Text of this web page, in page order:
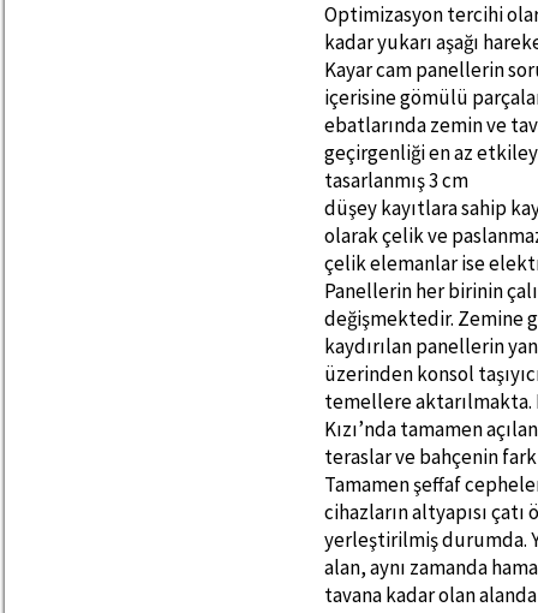
Optimizasyon tercihi
kadar yukarı aşağı
Kayar cam panellerin
içerisine gömülü
ebatlarında zemin ve
geçirgenliği en az
tasarlanmış 3 cm
düşey kayıtlara sahip
olarak çelik ve
çelik elemanlar ise
Panellerin her birinin
değişmektedir. Zemine
kaydırılan panellerin
üzerinden konsol
temellere aktarılmakta.
Kızı’nda tamamen
teraslar ve bahçenin
Tamamen şeffaf
cihazların altyapısı
yerleştirilmiş durumda.
alan, aynı zamanda
tavana kadar olan